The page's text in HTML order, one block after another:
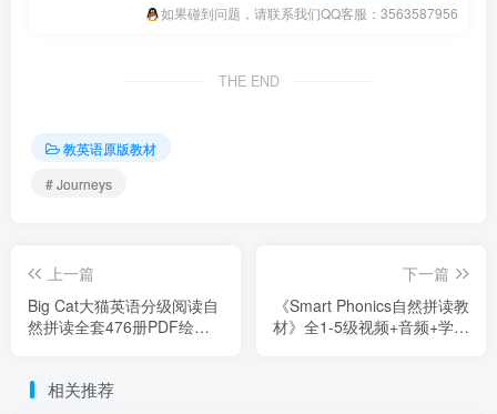
如果碰到问题，请联系我们QQ客服：3563587956
THE END
教英语原版教材
# Journeys
上一篇
Big Cat大猫英语分级阅读自
然拼读全套476册PDF绘本
下一篇
《Smart Phonics自然拼读教
材》全1-5级视频+音频+学生
相关推荐